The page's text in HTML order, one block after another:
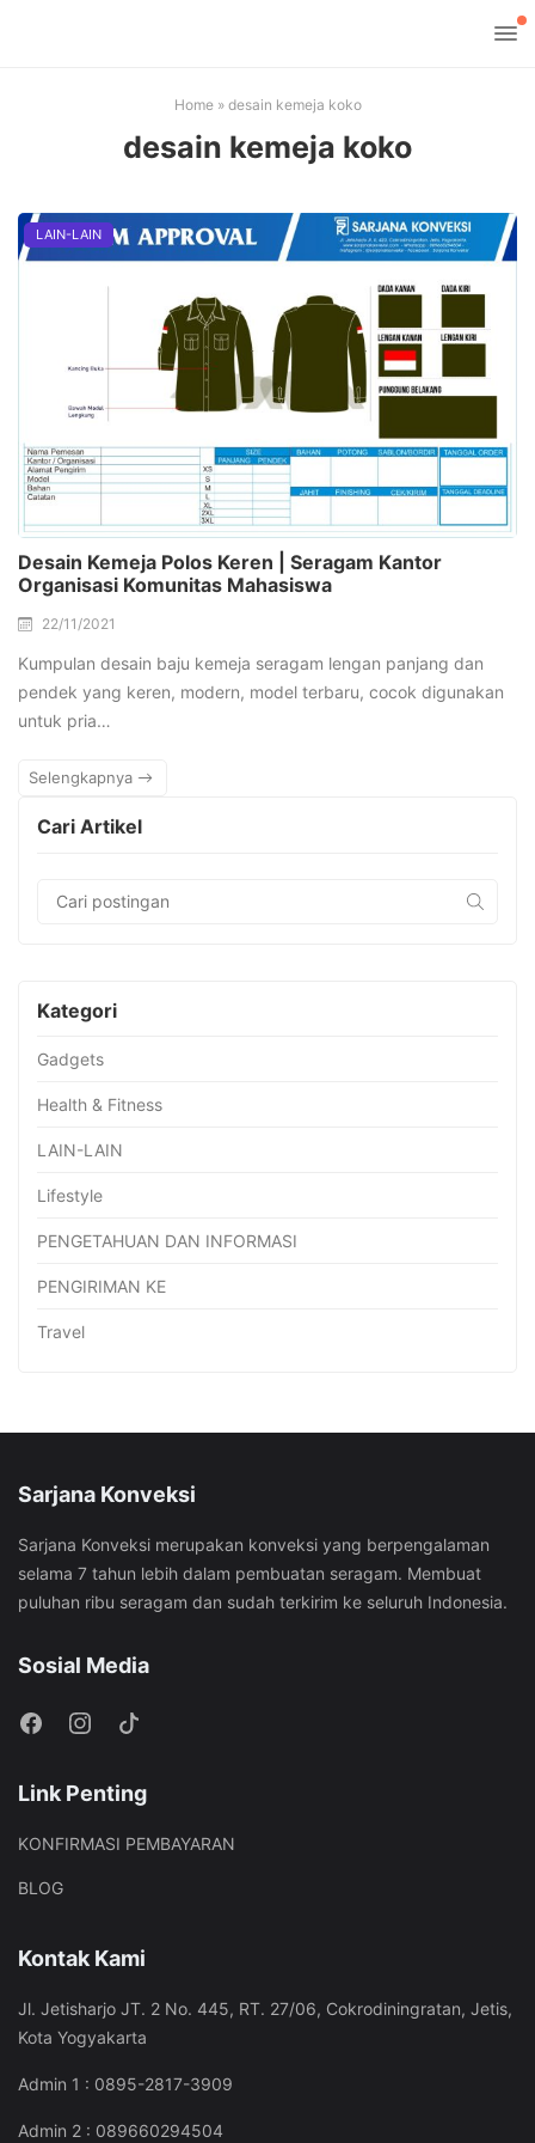
Home» desain kemeja koko
desain kemeja koko
LAIN-LAIN
Desain Kemeja Polos Keren | Seragam Kantor
Organisasi Komunitas Mahasiswa
22/11/2021
Kumpulan desain baju kemeja seragam lengan panjang dan
pendek yang keren, modern, model terbaru, cocok digunakan
untuk pria…
Selengkapnya
Cari Artikel
Kategori
Gadgets
Health & Fitness
LAIN-LAIN
Lifestyle
PENGETAHUAN DAN INFORMASI
PENGIRIMAN KE
Travel
Sarjana Konveksi
Sarjana Konveksi merupakan konveksi yang berpengalaman
selama 7 tahun lebih dalam pembuatan seragam. Membuat
puluhan ribu seragam dan sudah terkirim ke seluruh Indonesia.
Sosial Media
Link Penting
KONFIRMASI PEMBAYARAN
BLOG
Kontak Kami
Jl. Jetisharjo JT. 2 No. 445, RT. 27/06, Cokrodiningratan, Jetis,
Kota Yogyakarta
Admin 1 : 0895-2817-3909
Admin 2 : 089660294504